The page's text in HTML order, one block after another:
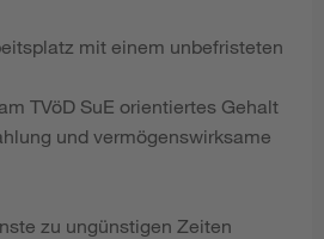
mit einem unbefristeten
TVöD SuE orientiertes Gehalt
und vermögenswirksame
zu ungünstigen Zeiten